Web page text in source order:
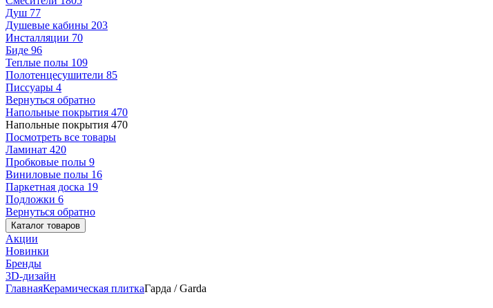
Душ 77
Душевые кабины 203
Инсталляции 70
Биде 96
Теплые полы 109
Полотенцесушители 85
Писсуары 4
Вернуться обратно
Напольные покрытия 470
Напольные покрытия 470
Посмотреть все товары
Ламинат 420
Пробковые полы 9
Виниловые полы 16
Паркетная доска 19
Подложки 6
Вернуться обратно
Каталог товаров
Акции
Новинки
Бренды
3D-дизайн
ГлавнаяКерамическая плиткаГарда / Garda